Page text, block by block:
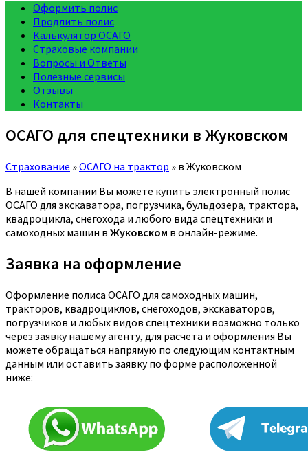
Оформить полис
Продлить полис
Калькулятор ОСАГО
Страховые компании
Вопросы и Ответы
Полезные сервисы
Отзывы
Контакты
ОСАГО для спецтехники в Жуковском
Страхование »ОСАГО на трактор » в Жуковском
В нашей компании Вы можете купить электронный полис
ОСАГО для экскаватора, погрузчика, бульдозера, трактора,
квадроцикла, снегохода и любого вида спецтехники и
самоходных машин в Жуковском в онлайн-режиме.
Заявка на оформление
Оформление полиса ОСАГО для самоходных машин,
тракторов, квадроциклов, снегоходов, экскаваторов,
погрузчиков и любых видов спецтехники возможно только
через заявку нашему агенту, для расчета и оформления Вы
можете обращаться напрямую по следующим контактным
данным или оставить заявку по форме расположенной
ниже: